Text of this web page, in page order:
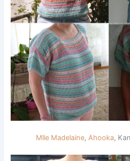
Mlle Madelaine, Ahooka,